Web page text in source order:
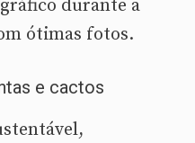
durante a
ótimas fotos.
e cactos